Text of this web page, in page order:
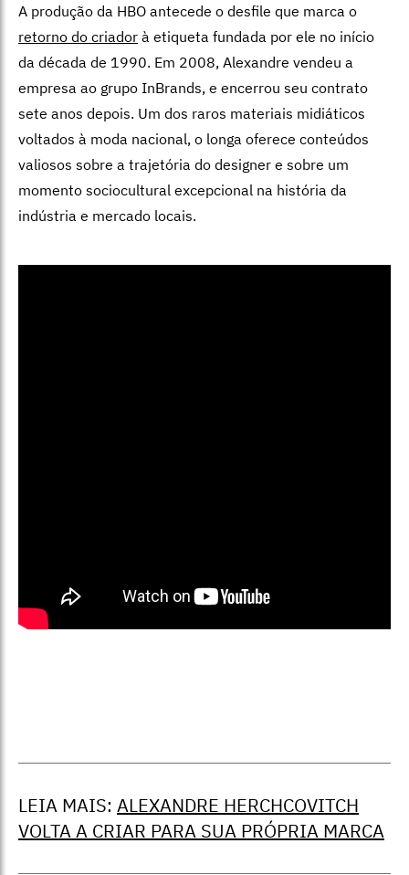
A produção da HBO antecede o desfile que marca o
retorno do criador à etiqueta fundada por ele no início
da década de 1990. Em 2008, Alexandre vendeu a
empresa ao grupo InBrands, e encerrou seu contrato
sete anos depois. Um dos raros materiais midiáticos
voltados à moda nacional, o longa oferece conteúdos
valiosos sobre a trajetória do designer e sobre um
momento sociocultural excepcional na história da
indústria e mercado locais.
LEIA MAIS: ALEXANDRE HERCHCOVITCH
VOLTA A CRIAR PARA SUA PRÓPRIA MARCA